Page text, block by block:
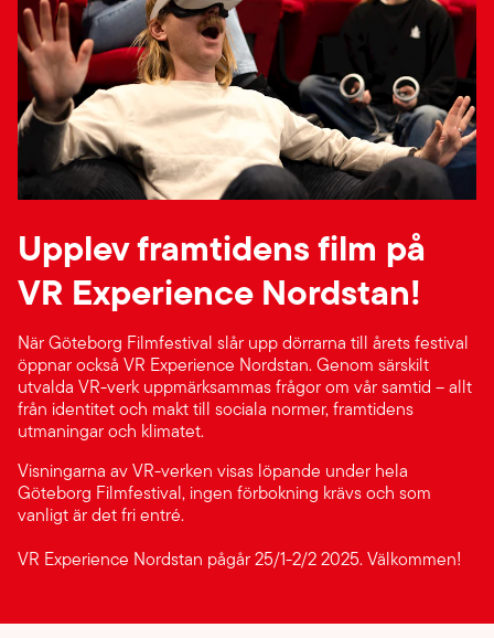
Upplev framtidens film på
VR Experience Nordstan!
När Göteborg Filmfestival slår upp dörrarna till årets festival
öppnar också VR Experience Nordstan. Genom särskilt
utvalda VR-verk uppmärksammas frågor om vår samtid – allt
från identitet och makt till sociala normer, framtidens
utmaningar och klimatet.
Visningarna av VR-verken visas löpande under hela
Göteborg Filmfestival, ingen förbokning krävs och som
vanligt är det fri entré.
VR Experience Nordstan pågår 25/1-2/2 2025. Välkommen!